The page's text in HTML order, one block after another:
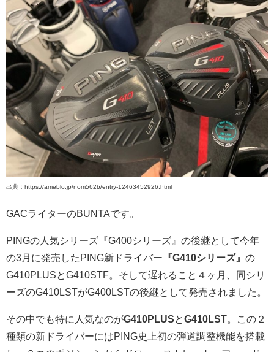
出典：https://ameblo.jp/nom562b/entry-12463452926.html
GACライターのBUNTAです。
PINGの人気シリーズ『G400シリーズ』の後継として今年
の3月に発売したPING新ドライバー 『G410シリーズ』 の
G410PLUSとG410STF。そして遅れること４ヶ月、同シリ
ーズのG410LSTがG400LSTの後継として発売されました。
その中でも特に人気なのがG410PLUS とG410LST 。この２
種類の新ドライバーにはPING史上初の弾道調整機能を搭載